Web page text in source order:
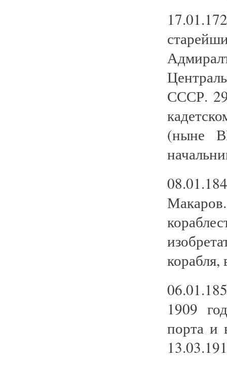
СССР.
(ныне
корабля,
1909
порта и